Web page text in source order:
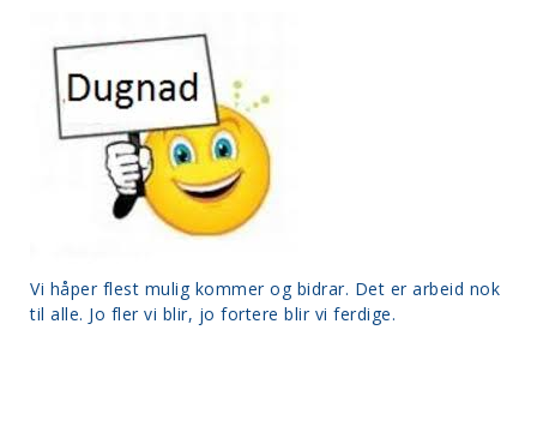
Vi håper flest mulig kommer og bidrar. Det er arbeid nok
til alle. Jo fler vi blir, jo fortere blir vi ferdige.